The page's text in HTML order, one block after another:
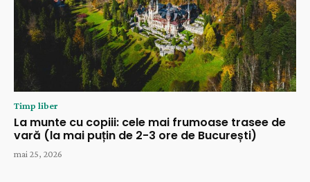
Timp liber
La munte cu copiii: cele mai frumoase trasee de
vară (la mai puțin de 2-3 ore de București)
mai 25, 2026